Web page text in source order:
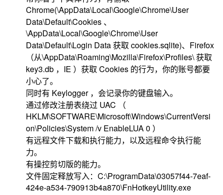
Chrome(\AppData\Local\Google\Chrome\User
Data\Default\Cookies 、
\AppData\Local\Google\Chrome\User
Data\Default\Login Data 获取 cookies.sqlite)、Firefox
（从\AppData\Roaming\Mozilla\Firefox\Profiles\ 获取
key3.db ，IE ）获取 Cookies 的行为，你的账号都要
小心了。
同时有 Keylogger ，会记录你的键盘输入。
通过修改注册表绕过 UAC （
HKLM\SOFTWARE\Microsoft\Windows\CurrentVersi
on\Policies\System /v EnableLUA 0 ）
有远程文件下载和执行能力，以及远程命令执行能
力。
有操控剪切版的能力。
文件固定释放写入：C:\ProgramData\03057f44-7eaf-
424e-a534-790913b4a870\FnHotkeyUtility.exe